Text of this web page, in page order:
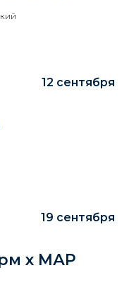
12 сентября
19 сентября
х МАР